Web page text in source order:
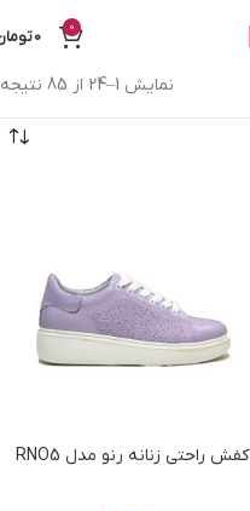
0
0
نمایش 1–24 از 85 نتیجه
کفش راحتی زنانه رنو مدل RNO5